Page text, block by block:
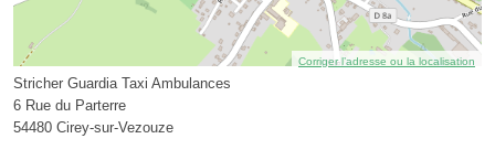
Corriger l’adresse ou la localisation
Stricher Guardia Taxi Ambulances
6 Rue du Parterre
54480 Cirey-sur-Vezouze